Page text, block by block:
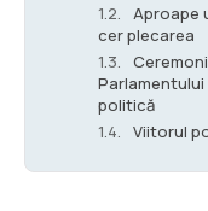
Aproape
cer plecarea
politică
Viitorul